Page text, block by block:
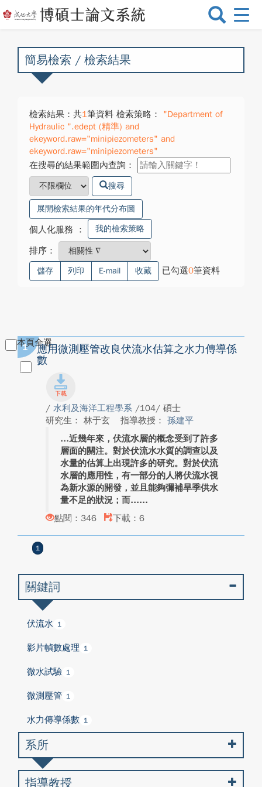
選
換
簡易檢索 / 檢索結果
檢索結果：共1筆資料 檢索策略：
"Department of
Hydraulic ".edept (精準) and
ekeyword.raw="minipiezometers" and
ekeyword.raw="minipiezometers"
在搜尋的結果範圍內查詢：
搜尋
展開檢索結果的年代分布圖
個人化服務 ： 我的檢索策略
排序：
儲存 列印 E-mail 收藏 已勾選0筆資料
本頁全選
1
應用微測壓管改良伏流水估算之水力傳導係
數
/ 水利及海洋工程學系 /104/ 碩士
研究生： 林于玄
指導教授： 孫建平
近幾年來，伏流水層的概念受到了許多
層面的關注。對於伏流水水質的調查以及
水量的估算上出現許多的研究。對於伏流
水層的應用性，有一部分的人將伏流水視
為新水源的開發，並且能夠彌補旱季供水
量不足的狀況；而...
點閱：346
下載：6
1
關鍵詞
伏流水 1
影片幀數處理 1
微水試驗 1
微測壓管 1
水力傳導係數 1
系所
指導教授